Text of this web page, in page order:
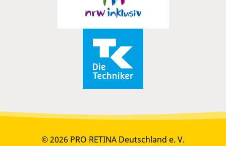
© 2026 PRO RETINA Deutschland e. V.